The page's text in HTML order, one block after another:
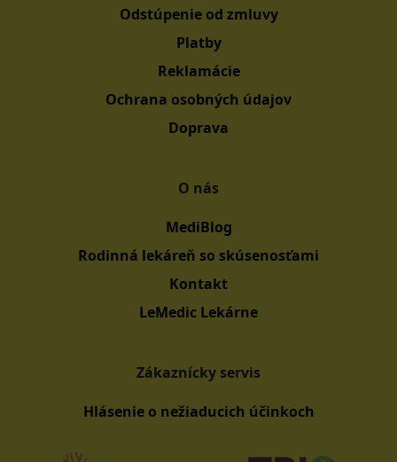
Odstúpenie od zmluvy
Platby
Reklamácie
Ochrana osobných údajov
Doprava
O nás
MediBlog
Rodinná lekáreň so skúsenosťami
Kontakt
LeMedic Lekárne
Zákaznícky servis
Hlásenie o nežiaducich účinkoch